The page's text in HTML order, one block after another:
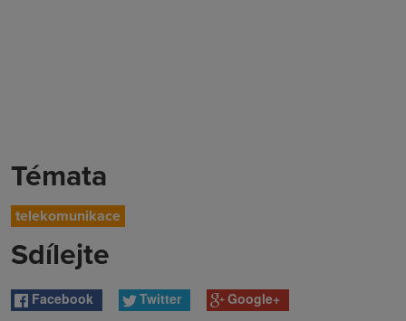
Témata
telekomunikace
Sdílejte
Facebook Twitter Google+